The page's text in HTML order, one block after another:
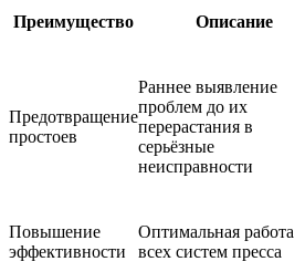
Преимущество Описание
Предотвращение
простоев
Раннее выявление
проблем до их
перерастания в
серьёзные
неисправности
Повышение
эффективности
Оптимальная работа
всех систем пресса